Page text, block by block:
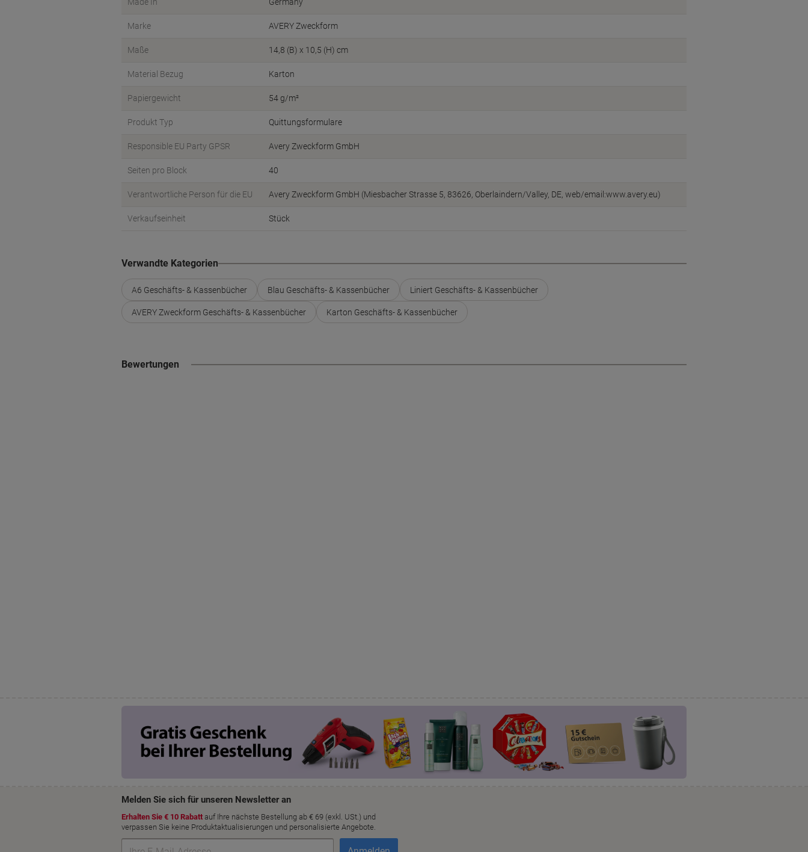
Marke AVERY Zweckform
Maße 14,8 (B) x 10,5 (H) cm
Material Bezug Karton
Papiergewicht 54 g/m²
Produkt Typ Quittungsformulare
Responsible EU Party GPSR Avery Zweckform GmbH
Seiten pro Block 40
Verantwortliche Person für die EU Avery Zweckform GmbH (Miesbacher Strasse 5, 83626, Oberlaindern/Valley, DE, web/email:www.avery.eu)
Verkaufseinheit Stück
Verwandte Kategorien
A6 Geschäfts- & Kassenbücher Blau Geschäfts- & Kassenbücher Liniert Geschäfts- & Kassenbücher
AVERY Zweckform Geschäfts- & Kassenbücher Karton Geschäfts- & Kassenbücher
Bewertungen